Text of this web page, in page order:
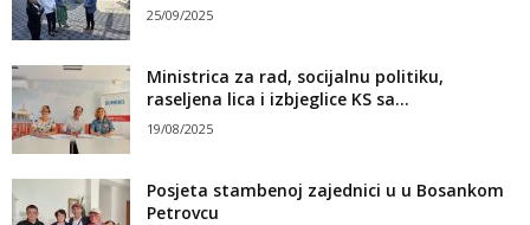
25/09/2025
Ministrica za rad, socijalnu politiku,
raseljena lica i izbjeglice KS sa...
19/08/2025
Posjeta stambenoj zajednici u u Bosankom
Petrovcu